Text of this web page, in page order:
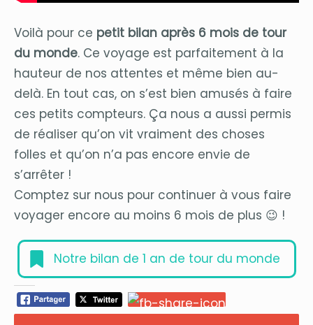
Voilà pour ce petit bilan après 6 mois de tour
du monde. Ce voyage est parfaitement à la
hauteur de nos attentes et même bien au-
delà. En tout cas, on s’est bien amusés à faire
ces petits compteurs. Ça nous a aussi permis
de réaliser qu’on vit vraiment des choses
folles et qu’on n’a pas encore envie de
s’arrêter !
Comptez sur nous pour continuer à vous faire
voyager encore au moins 6 mois de plus 😉 !
Notre bilan de 1 an de tour du monde